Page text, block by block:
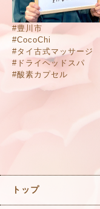
#豊川市
#CocoChi
#タイ古式マッサージ
#ドライヘッドスパ
#酸素カプセル
トップ